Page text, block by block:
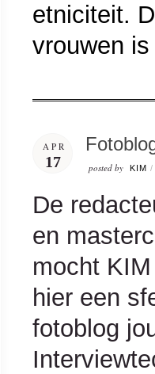
etniciteit.
vrouwen
APR
17 posted by KIM /
De
en
mocht
hier een
fotoblog